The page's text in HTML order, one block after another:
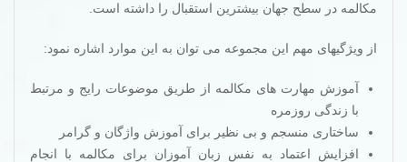
مکالمه در سطح جهان بیشترین استقبال را داشته
است.
از ویژگیهای مهم این مجموعه می توان به این موارد اشاره نمود:
آموزش مهارت های مکالمه از طریق موضوعات رایج و مرتبط
با زندگی روزمره
ساختاری منسجم و بی نظیر برای آموزش واژگان و گرامر
افزایش اعتماد به نفس زبان آموزان برای مکالمه با انجام